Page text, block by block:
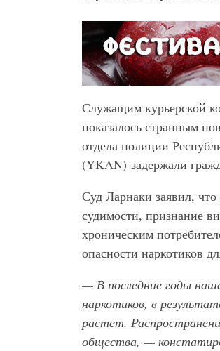
Служащим курьерской
показалось странным
отдела полиции
(YKAN) задержали
Суд Ларнаки заявил, что
судимости, признание
хроническим
опасности наркотиков
— В последние годы
наркотиков, в
растет.
общества, —